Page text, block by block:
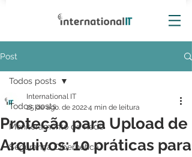
Post
Todos posts
Monitoramento de Rede
Segurança Cibernética
Todos posts
Proteção para Upload de
Arquivos: 10 práticas para
International IT
25 de ago. de 20224 min de leitura